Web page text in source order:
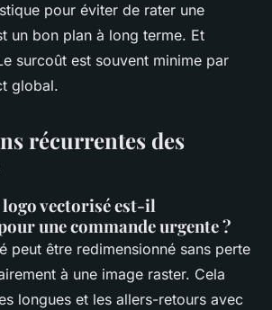
pour éviter de rater une
un bon plan à long terme. Et
surcoût est souvent minime par
global.
récurrentes des
vectorisé est-il
une commande urgente ?
peut être redimensionné sans perte
à une image raster. Cela
longues et les allers-retours avec